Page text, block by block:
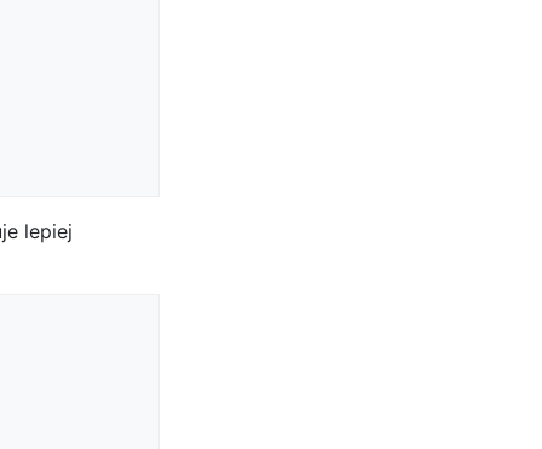
lepiej